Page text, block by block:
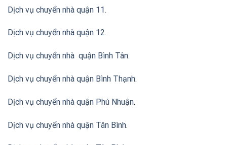
Dịch vụ chuyển nhà quận 11.
Dịch vụ chuyển nhà quận 12.
Dịch vụ chuyển nhà quận Bình Tân.
Dịch vụ chuyển nhà quận Bình Thạnh.
Dịch vụ chuyển nhà quận Phú Nhuận.
Dịch vụ chuyển nhà quận Tân Bình.